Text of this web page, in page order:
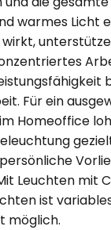
warmes Licht
Für ein
Homeoffice
Leuchten mit
ist
möglich.